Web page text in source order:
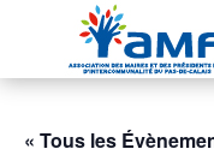
« Tous les